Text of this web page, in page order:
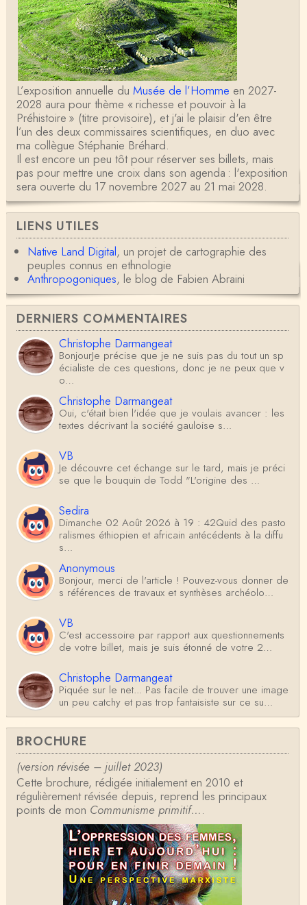
L’exposition annuelle du Musée de l’Homme en 2027-
2028 aura pour thème « richesse et pouvoir à la
Préhistoire » (titre provisoire), et j'ai le plaisir d'en être
l’un des deux commissaires scientifiques, en duo avec
ma collègue Stéphanie Bréhard.
Il est encore un peu tôt pour réserver ses billets, mais
pas pour mettre une croix dans son agenda : l'exposition
sera ouverte du 17 novembre 2027 au 21 mai 2028.
LIENS UTILES
Native Land Digital, un projet de cartographie des
peuples connus en ethnologie
Anthropogoniques, le blog de Fabien Abraini
DERNIERS COMMENTAIRES
Christophe Darmangeat
BonjourJe précise que je ne suis pas du tout un sp
écialiste de ces questions, donc je ne peux que v
o…
Christophe Darmangeat
Oui, c'était bien l'idée que je voulais avancer : les
textes décrivant la société gauloise s…
VB
Je découvre cet échange sur le tard, mais je préci
se que le bouquin de Todd "L'origine des …
Sedira
Dimanche 02 Août 2026 à 19 : 42Quid des pasto
ralismes éthiopien et africain antécédents à la diffu
s…
Anonymous
Bonjour, merci de l'article ! Pouvez-vous donner de
s références de travaux et synthèses archéolo…
VB
C'est accessoire par rapport aux questionnements
de votre billet, mais je suis étonné de votre 2…
Christophe Darmangeat
Piquée sur le net... Pas facile de trouver une image
un peu catchy et pas trop fantaisiste sur ce su…
Antoine
Je ne sais pas d'où sort l'illustration (générée par IA
?) mais les Germains construisaient-…
Christophe Darmangeat
La définition de Weber, qui dit que l'État détient le
monopole de la violence *légitime* répond …
Anonymous
Formidable et complexe sujet ; l'ancien professeur
d'histoire que je suis, Alsacien de surcr…
Tangui Przybylowski
BROCHURE
(version révisée – juillet 2023)
Cette brochure, rédigée initialement en 2010 et
régulièrement révisée depuis, reprend les principaux
points de mon Communisme primitif….